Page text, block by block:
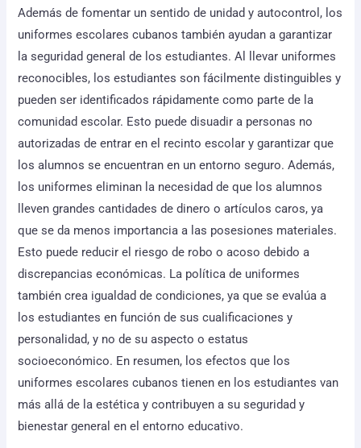
Además de fomentar un sentido de unidad y autocontrol, los
uniformes escolares cubanos también ayudan a garantizar
la seguridad general de los estudiantes. Al llevar uniformes
reconocibles, los estudiantes son fácilmente distinguibles y
pueden ser identificados rápidamente como parte de la
comunidad escolar. Esto puede disuadir a personas no
autorizadas de entrar en el recinto escolar y garantizar que
los alumnos se encuentran en un entorno seguro. Además,
los uniformes eliminan la necesidad de que los alumnos
lleven grandes cantidades de dinero o artículos caros, ya
que se da menos importancia a las posesiones materiales.
Esto puede reducir el riesgo de robo o acoso debido a
discrepancias económicas. La política de uniformes
también crea igualdad de condiciones, ya que se evalúa a
los estudiantes en función de sus cualificaciones y
personalidad, y no de su aspecto o estatus
socioeconómico. En resumen, los efectos que los
uniformes escolares cubanos tienen en los estudiantes van
más allá de la estética y contribuyen a su seguridad y
bienestar general en el entorno educativo.